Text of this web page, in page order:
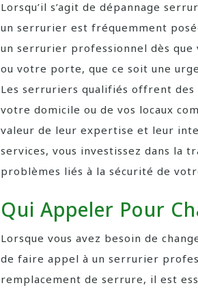
Lorsqu’il s’agit de dépannage
un serrurier est fréquemment
un serrurier professionnel dès
ou votre porte, que ce soit une
Les serruriers qualifiés offrent des
votre domicile ou de vos locaux
valeur de leur expertise et leur
services, vous investissez dans la
problèmes liés à la sécurité de
Qui Appeler Pour
Lorsque vous avez besoin de
de faire appel à un serrurier
remplacement de serrure, il est